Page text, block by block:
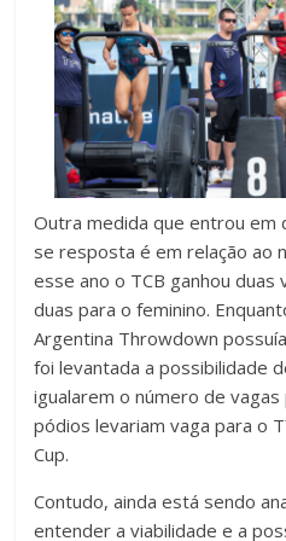
Outra medida que entrou em
se resposta é em relação ao
esse ano o TCB ganhou duas
duas para o feminino.
Argentina Throwdown
foi levantada a possibilidade
igualarem o número de
pódios levariam vaga para o
Cup.
Contudo, ainda está sendo
entender a viabilidade e a